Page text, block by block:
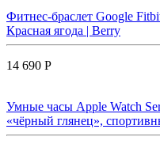
Фитнес-браслет Google
Красная ягода | Berry
14 690 Р
Умные часы Apple Watch
«чёрный глянец»,